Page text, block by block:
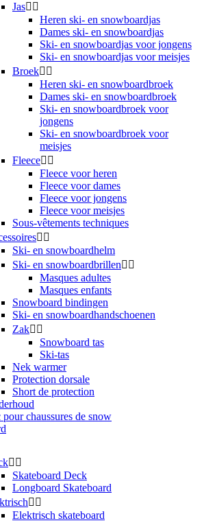
Jas 
Heren ski- en snowboardjas
Dames ski- en snowboardjas
Ski- en snowboardjas voor jongens
Ski- en snowboardjas voor meisjes
Broek 
Heren ski- en snowboardbroek
Dames ski- en snowboardbroek
Ski- en snowboardbroek voor
jongens
Ski- en snowboardbroek voor
meisjes
Fleece 
Fleece voor heren
Fleece voor dames
Fleece voor jongens
Fleece voor meisjes
Sous-vêtements techniques
 
Ski- en snowboardhelm
Ski- en snowboardbrillen 
Masques adultes
Masques enfants
Snowboard bindingen
Ski- en snowboardhandschoenen
Zak 
Snowboard tas
Ski-tas
Nek warmer
Protection dorsale
Short de protection
pour chaussures de snow
 
Skateboard Deck
Longboard Skateboard
 
Elektrisch skateboard